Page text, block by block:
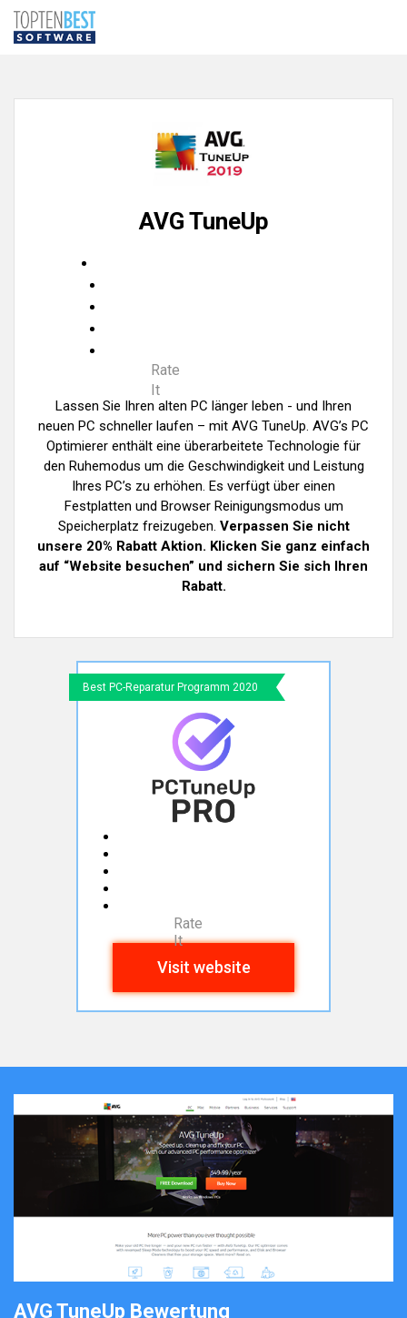
AVG TuneUp
Rate
It
Lassen Sie Ihren alten PC länger leben - und Ihren
neuen PC schneller laufen – mit AVG TuneUp. AVG’s PC
Optimierer enthält eine überarbeitete Technologie für
den Ruhemodus um die Geschwindigkeit und Leistung
Ihres PC’s zu erhöhen. Es verfügt über einen
Festplatten und Browser Reinigungsmodus um
Speicherplatz freizugeben. Verpassen Sie nicht
unsere 20% Rabatt Aktion. Klicken Sie ganz einfach
auf “Website besuchen” und sichern Sie sich Ihren
Rabatt.
Best PC-Reparatur Programm 2020
Rate
It
Visit website
AVG TuneUp Bewertung